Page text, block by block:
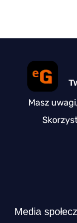
Masz
Media